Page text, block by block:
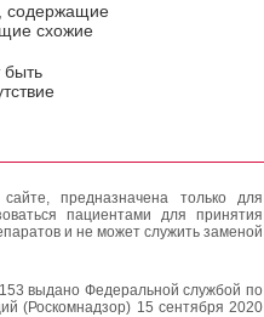
содержащие
схожие
быть
предназначена только для
пациентами для принятия
и не может служить заменой
выдано Федеральной службой по
(Роскомнадзор) 15 сентября 2020